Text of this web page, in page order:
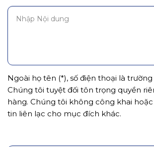
Ngoài họ tên (*), số điện thoại là
Chúng tôi tuyệt đối tôn trọng quyền
hàng. Chúng tôi không công khai
tin liên lạc cho mục đích khác.